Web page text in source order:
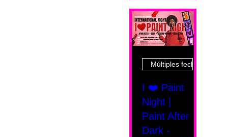
Múltiples fechas
I ❤️ Paint
Night |
Paint After
Dark -